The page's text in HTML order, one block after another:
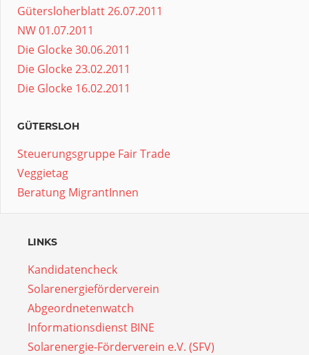
Gütersloherblatt 26.07.2011
NW 01.07.2011
Die Glocke 30.06.2011
Die Glocke 23.02.2011
Die Glocke 16.02.2011
GÜTERSLOH
Steuerungsgruppe Fair Trade
Veggietag
Beratung MigrantInnen
LINKS
Kandidatencheck
Solarenergieförderverein
Abgeordnetenwatch
Informationsdienst BINE
Solarenergie-Förderverein e.V. (SFV)